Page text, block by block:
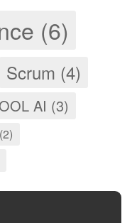
(6)
Scrum (4)
AI (3)